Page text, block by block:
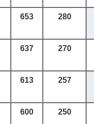
653 280
637 270
613 257
600 250